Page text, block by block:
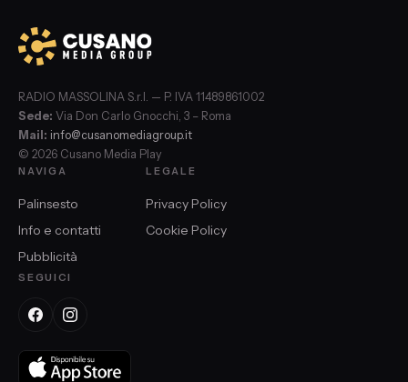
RADIO MASSOLINA S.r.l. — P. IVA 11489861002
Sede: Via Don Carlo Gnocchi, 3 – Roma
Mail: info@cusanomediagroup.it
© 2026 Cusano Media Play
NAVIGA
Palinsesto
Info e contatti
Pubblicità
LEGALE
Privacy Policy
Cookie Policy
SEGUICI